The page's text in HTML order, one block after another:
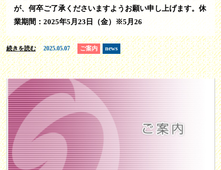
が、何卒ご了承くださいますようお願い申し上げます。休
業期間：2025年5月23日（金）※5月26
続きを読む 2025.05.07 ご案内 news